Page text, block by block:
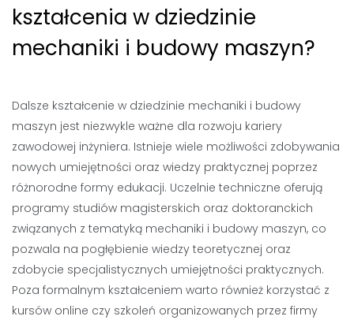
kształcenia w dziedzinie
mechaniki i budowy maszyn?
Dalsze kształcenie w dziedzinie mechaniki i budowy
maszyn jest niezwykle ważne dla rozwoju kariery
zawodowej inżyniera. Istnieje wiele możliwości zdobywania
nowych umiejętności oraz wiedzy praktycznej poprzez
różnorodne formy edukacji. Uczelnie techniczne oferują
programy studiów magisterskich oraz doktoranckich
związanych z tematyką mechaniki i budowy maszyn, co
pozwala na pogłębienie wiedzy teoretycznej oraz
zdobycie specjalistycznych umiejętności praktycznych.
Poza formalnym kształceniem warto również korzystać z
kursów online czy szkoleń organizowanych przez firmy